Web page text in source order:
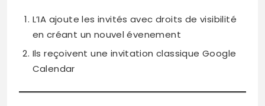
L’IA ajoute les invités avec droits de visibilité
en créant un nouvel évenement
Ils reçoivent une invitation classique Google
Calendar